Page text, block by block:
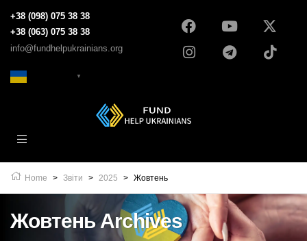
+38 (098) 075 38 38
+38 (063) 075 38 38
info@fundhelpukrainians.org
▼
Home > Звіти > 2025 > Жовтень
Жовтень Archives